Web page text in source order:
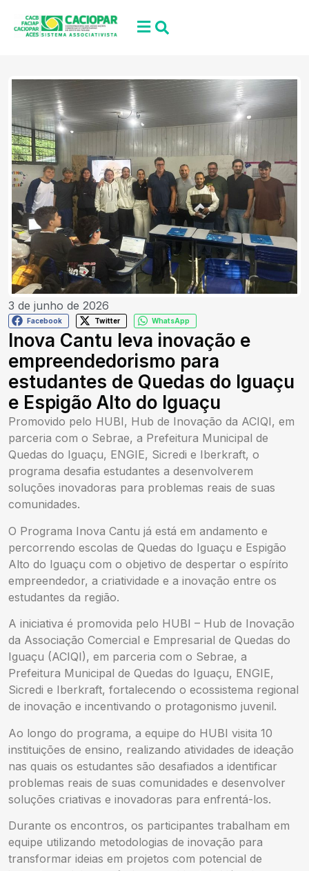
3 de junho de 2026
Facebook Twitter WhatsApp
Inova Cantu leva inovação e
empreendedorismo para
estudantes de Quedas do Iguaçu
e Espigão Alto do Iguaçu
Promovido pelo HUBI, Hub de Inovação da ACIQI, em
parceria com o Sebrae, a Prefeitura Municipal de
Quedas do Iguaçu, ENGIE, Sicredi e Iberkraft, o
programa desafia estudantes a desenvolverem
soluções inovadoras para problemas reais de suas
comunidades.
O Programa Inova Cantu já está em andamento e
percorrendo escolas de Quedas do Iguaçu e Espigão
Alto do Iguaçu com o objetivo de despertar o espírito
empreendedor, a criatividade e a inovação entre os
estudantes da região.
A iniciativa é promovida pelo HUBI – Hub de Inovação
da Associação Comercial e Empresarial de Quedas do
Iguaçu (ACIQI), em parceria com o Sebrae, a
Prefeitura Municipal de Quedas do Iguaçu, ENGIE,
Sicredi e Iberkraft, fortalecendo o ecossistema regional
de inovação e incentivando o protagonismo juvenil.
Ao longo do programa, a equipe do HUBI visita 10
instituições de ensino, realizando atividades de ideação
nas quais os estudantes são desafiados a identificar
problemas reais de suas comunidades e desenvolver
soluções criativas e inovadoras para enfrentá-los.
Durante os encontros, os participantes trabalham em
equipe utilizando metodologias de inovação para
transformar ideias em projetos com potencial de